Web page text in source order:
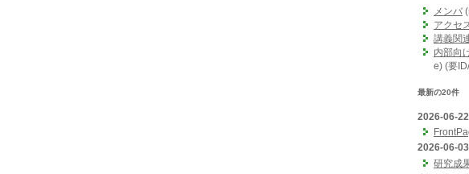
メンバ
アクセ
講義関
内部向
e) (要
最新の20件
2026-06-22
2026-06-03
研究成